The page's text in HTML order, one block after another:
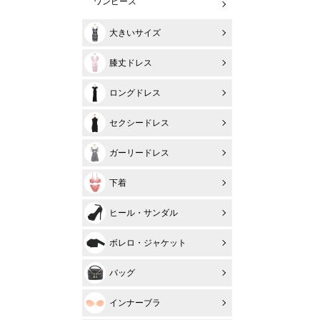
大きいサイズ
膝丈ドレス
ロングドレス
セクシードレス
ガーリードレス
下着
ヒール・サンダル
ボレロ・ジャケット
バッグ
インナーブラ